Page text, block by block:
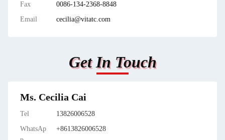
Fax
0086-134-2368-8848
Email
cecilia@vitatc.com
Get In Touch
Ms. Cecilia Cai
Tel
13826006528
WhatsAp
+8613826006528